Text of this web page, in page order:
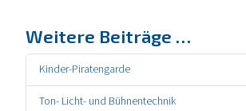
Weitere Beiträge …
Kinder-Piratengarde
Ton- Licht- und Bühnentechnik